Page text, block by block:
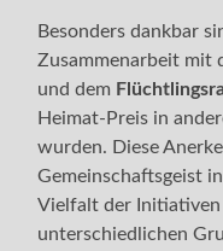
Besonders dankbar
Zusammenarbeit mit
und dem
Heimat-Preis in
wurden. Diese
Gemeinschaftsgeist
Vielfalt der
unterschiedlichen